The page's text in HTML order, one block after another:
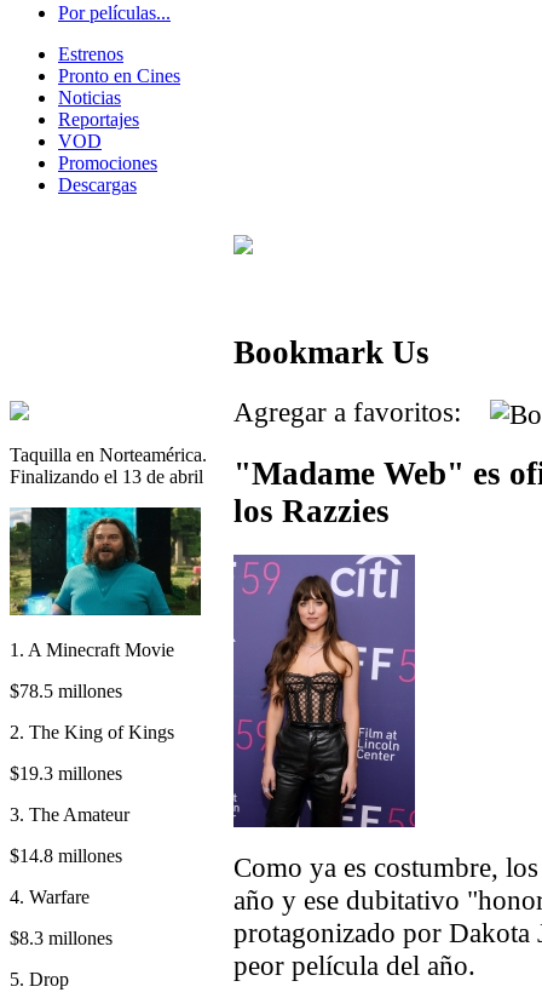
Por películas...
Estrenos
Pronto en Cines
Noticias
Reportajes
VOD
Promociones
Descargas
Taquilla en Norteamérica.
Finalizando el 13 de abril
1. A Minecraft Movie
$78.5 millones
2. The King of Kings
$19.3 millones
3. The Amateur
$14.8 millones
4. Warfare
$8.3 millones
5. Drop
Bookmark Us
Agregar a favoritos:
"Madame Web" es
los Razzies
Como ya es costumbre,
año y ese dubitativo
protagonizado por Dakota
peor película del año.